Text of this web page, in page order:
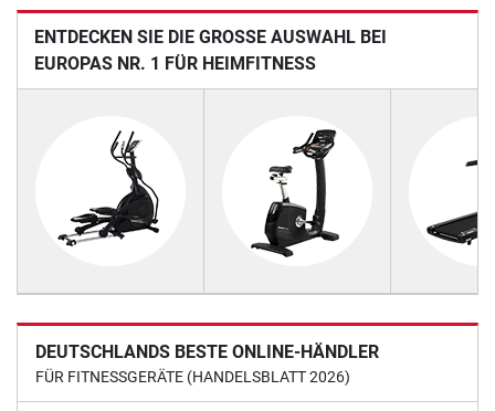
ENTDECKEN SIE DIE GROSSE AUSWAHL BEI E
UROPAS NR. 1 FÜR HEIMFITNESS
DEUTSCHLANDS BESTE ONLINE-HÄNDLER
FÜR FITNESSGERÄTE (HANDELSBLATT 2026)